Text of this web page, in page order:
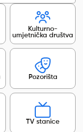
Kulturno-
umjetnička društva
Pozorišta
TV stanice